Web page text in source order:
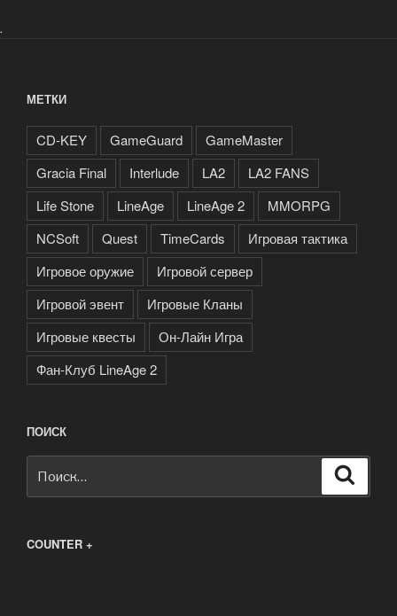
.
МЕТКИ
CD-KEY GameGuard
GameMaster
Gracia Final
Interlude LA2
LA2 FANS
Life Stone
LineAge LineAge 2
MMORPG
NCSoft
Quest TimeCards
Игровая тактика
Игровое оружие
Игровой сервер
Игровой эвент
Игровые Кланы
Игровые квесты
Он-Лайн Игра
Фан-Клуб LineAge 2
ПОИСК
COUNTER +